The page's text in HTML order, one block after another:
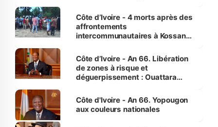
générations futures »
Côte d’Ivoire - 4 morts après des
affrontements
intercommunautaires à Kossandji
milieu des sinistrés
Côte d’Ivoire - An 66. Libération
de zones à risque et
déguerpissement : Ouattara
l'Etat de droit pour préserver les
vies humaines »
Côte d'Ivoire - An 66. Yopougon
aux couleurs nationales